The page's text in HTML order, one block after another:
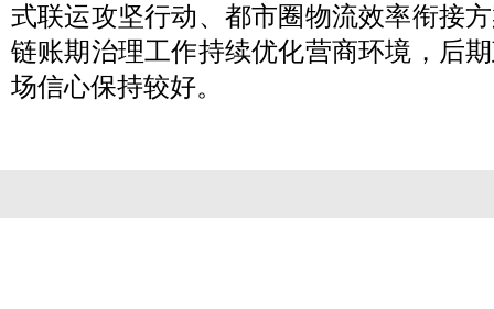
式联运攻坚行动、都市圈物流效率衔接
链账期治理工作持续优化营商环境，后
场信心保持较好。